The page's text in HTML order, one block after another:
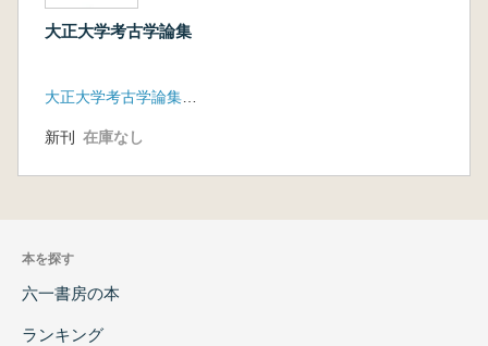
大正大学考古学論集
新刊 在庫なし
本を探す
六一書房の本
ランキング